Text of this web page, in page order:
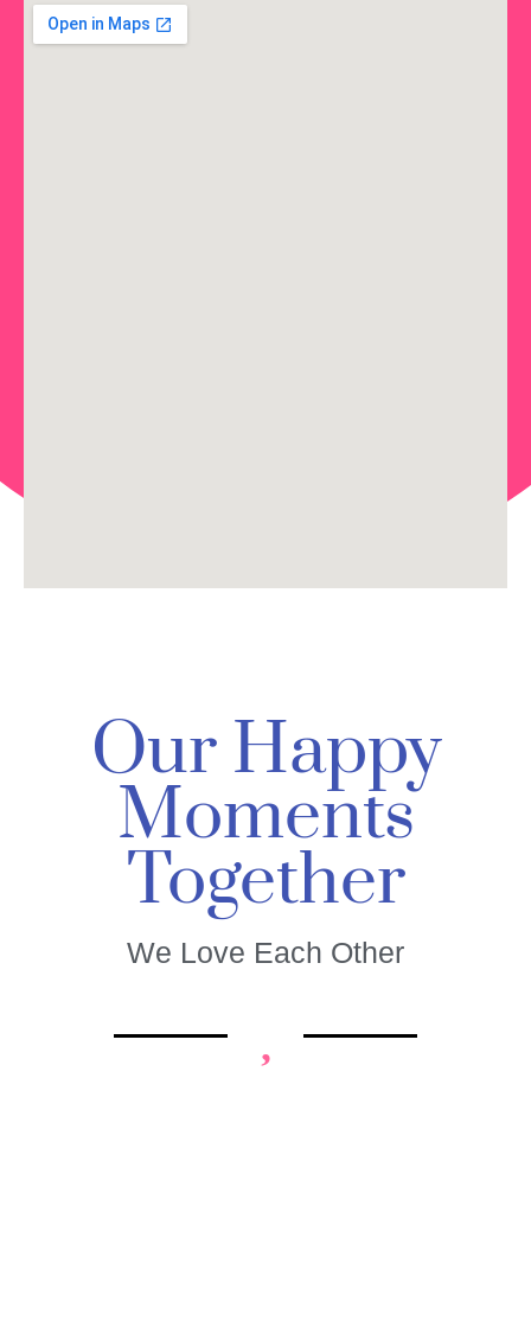
Our Happy
Moments
Together
We Love Each Other